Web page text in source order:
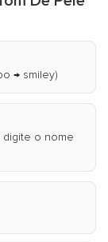
→ smiley)
o nome